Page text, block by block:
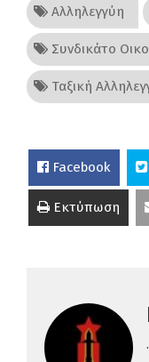
Αλληλεγγύη
Συνδικάτο
Ταξική
Facebook
Εκτύπωση